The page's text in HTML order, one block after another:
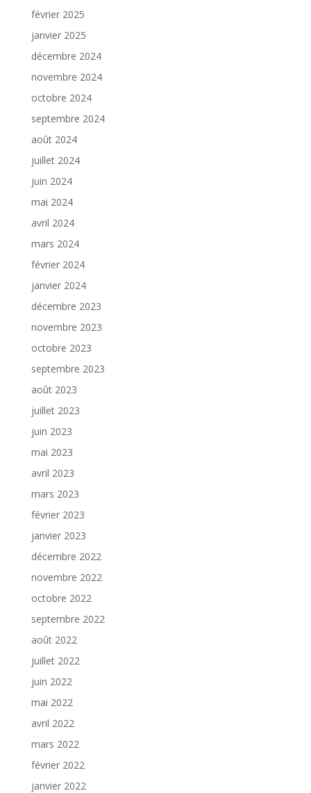
février 2025
janvier 2025
décembre 2024
novembre 2024
octobre 2024
septembre 2024
août 2024
juillet 2024
juin 2024
mai 2024
avril 2024
mars 2024
février 2024
janvier 2024
décembre 2023
novembre 2023
octobre 2023
septembre 2023
août 2023
juillet 2023
juin 2023
mai 2023
avril 2023
mars 2023
février 2023
janvier 2023
décembre 2022
novembre 2022
octobre 2022
septembre 2022
août 2022
juillet 2022
juin 2022
mai 2022
avril 2022
mars 2022
février 2022
janvier 2022